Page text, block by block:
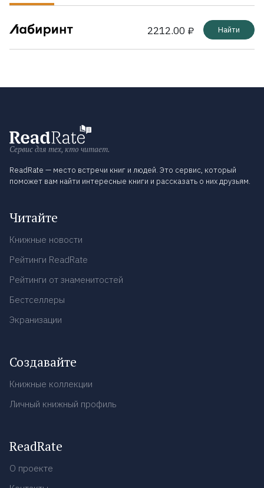
2212.00 ₽ Найти
Сервис для тех, кто читает.
ReadRate — место встречи книг и людей. Это сервис, который
поможет вам найти интересные книги и рассказать о них друзьям.
Читайте
Книжные новости
Рейтинги ReadRate
Рейтинги от знаменитостей
Бестселлеры
Экранизации
Создавайте
Книжные коллекции
Личный книжный профиль
ReadRate
О проекте